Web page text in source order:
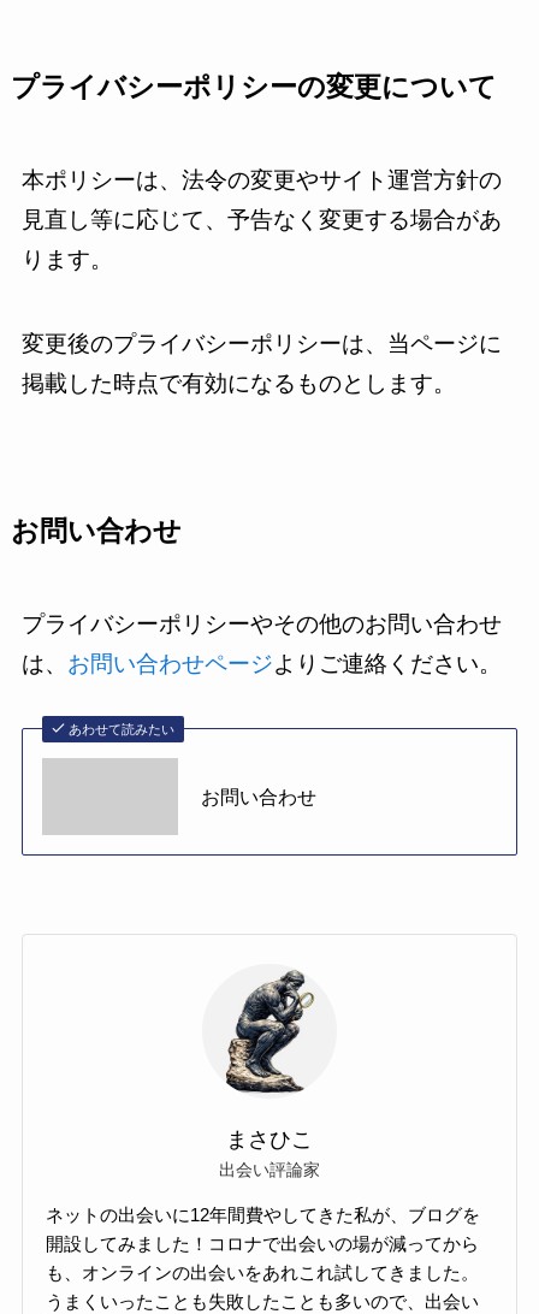
プライバシーポリシーの変更について
本ポリシーは、法令の変更やサイト運営方針の
見直し等に応じて、予告なく変更する場合があ
ります。
変更後のプライバシーポリシーは、当ページに
掲載した時点で有効になるものとします。
お問い合わせ
プライバシーポリシーやその他のお問い合わせ
は、 お問い合わせページよりご連絡ください。
あわせて読みたい
お問い合わせ
まさひこ
出会い評論家
ネットの出会いに12年間費やしてきた私が、ブログを
開設してみました！コロナで出会いの場が減ってから
も、オンラインの出会いをあれこれ試してきました。
うまくいったことも失敗したことも多いので、出会い